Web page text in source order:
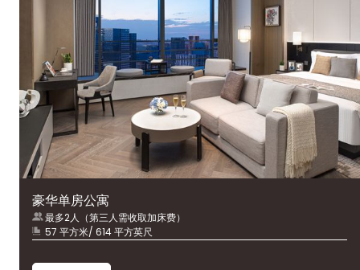
豪华单房公寓
最多2人（第三人需收取加床费）
57 平方米/ 614 平方英尺